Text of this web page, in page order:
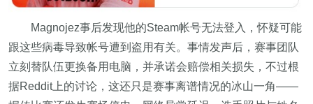
Magnojez事后发现他的Steam帐号无法登入，怀疑可能
跟这些病毒导致帐号遭到盗用有关。事情发声后，赛事团队
立刻替队伍更换备用电脑，并承诺会赔偿相关损失，不过根
据Reddit上的讨论，这还只是赛事离谱情况的冰山一角——